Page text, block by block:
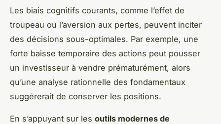
Les biais cognitifs courants, comme l’effet de
troupeau ou l’aversion aux pertes, peuvent inciter
des décisions sous-optimales. Par exemple, une
forte baisse temporaire des actions peut pousser
un investisseur à vendre prématurément, alors
qu’une analyse rationnelle des fondamentaux
suggérerait de conserver les positions.
En s’appuyant sur les outils modernes de